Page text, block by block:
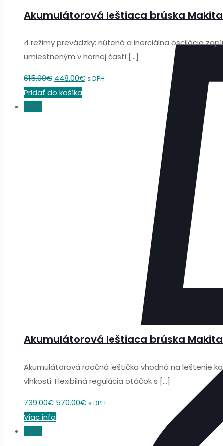
Akumulátorová leštiaca brúska Makita
4 režimy prevádzky: nútená a inerciálna oscilácia
umiestneným v hornej časti […]
615.00€ Original
price
448.00€Current
s DPH
Pridať do košíka
-23%
Akumulátorová leštiaca brúska Makita
Akumulátorová roačná leštička vhodná na leštenie
vlhkosti. Flexibilná regulácia otáčok s […]
739.00€ Original
570.00€Current
s DPH
Viac info
-27%